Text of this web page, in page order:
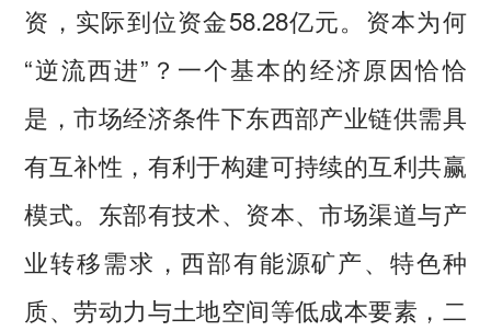
资，实际到位资金58.28亿元。资本为何
“逆流西进”？一个基本的经济原因恰恰
是，市场经济条件下东西部产业链供需具
有互补性，有利于构建可持续的互利共赢
模式。东部有技术、资本、市场渠道与产
业转移需求，西部有能源矿产、特色种
质、劳动力与土地空间等低成本要素，二